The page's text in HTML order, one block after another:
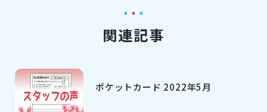
関連記事
ポケットカード 2022年5月